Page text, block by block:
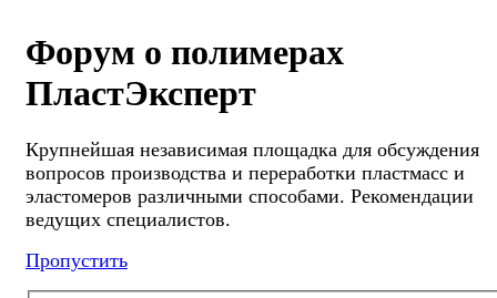
Форум о полимерах
ПластЭксперт
Крупнейшая независимая площадка для обсуждения
вопросов производства и переработки пластмасс и
эластомеров различными способами. Рекомендации
ведущих специалистов.
Пропустить